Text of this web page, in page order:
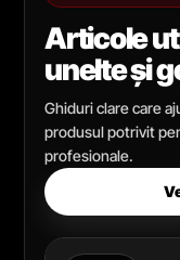
Articole
unelte și
Ghiduri clare care
produsul potrivit
profesionale.